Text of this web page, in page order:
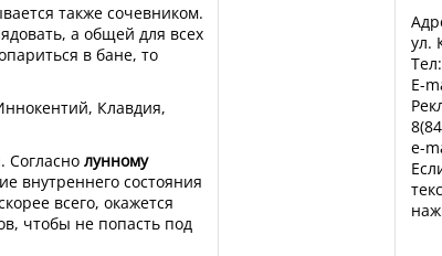
также сочевником.
а общей для всех
в бане, то
Клавдия,
Согласно лунному
внутреннего состояния
всего, окажется
чтобы не попасть под
ул.
E-
e-